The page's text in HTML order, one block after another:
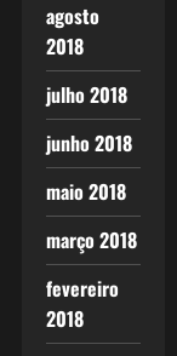
agosto
2018
julho 2018
junho 2018
maio 2018
março 2018
fevereiro
2018